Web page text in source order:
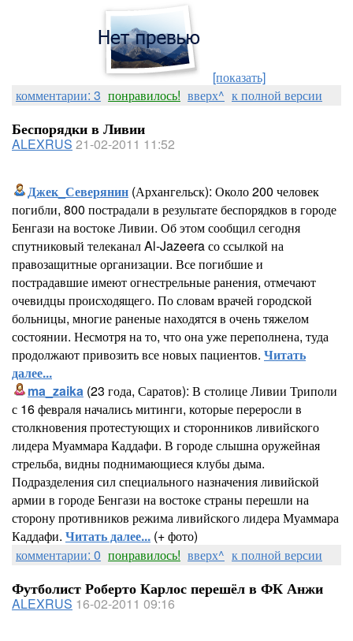
[показать]
комментарии: 3 понравилось! вверх^ к полной версии
Беспорядки в Ливии
ALEXRUS 21-02-2011 11:52
Джек_Северянин (Архангельск): Около 200 человек
погибли, 800 пострадали в результате беспорядков в городе
Бенгази на востоке Ливии. Об этом сообщил сегодня
спутниковый телеканал Al-Jazeera со ссылкой на
правозащитные организации. Все погибшие и
пострадавшие имеют огнестрельные ранения, отмечают
очевидцы происходящего. По словам врачей городской
больницы, многие раненые находятся в очень тяжелом
состоянии. Несмотря на то, что она уже переполнена, туда
продолжают привозить все новых пациентов. Читать
далее...
ma_zaika (23 года, Саратов): В столице Ливии Триполи
с 16 февраля начались митинги, которые переросли в
столкновения протестующих и сторонников ливийского
лидера Муаммара Каддафи. В городе слышна оружейная
стрельба, видны поднимающиеся клубы дыма.
Подразделения сил специального назначения ливийской
армии в городе Бенгази на востоке страны перешли на
сторону противников режима ливийского лидера Муаммара
Каддафи. Читать далее... (+ фото)
комментарии: 0 понравилось! вверх^ к полной версии
Футболист Роберто Карлос перешёл в ФК Анжи
ALEXRUS 16-02-2011 09:16